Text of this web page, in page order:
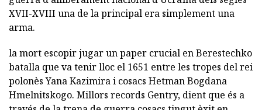
XVII-XVIII una de la principal era simplement una
arma.
la mort escopir jugar un paper crucial en Berestechko
batalla que va tenir lloc el 1651 entre les tropes del rei
polonès Yana Kazimira i cosacs Hetman Bogdana
Hmelnitskogo. Millors records Gentry, dient que és a